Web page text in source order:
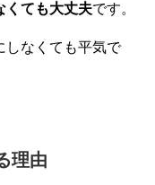
くても大丈夫です。
しなくても平気で
理由